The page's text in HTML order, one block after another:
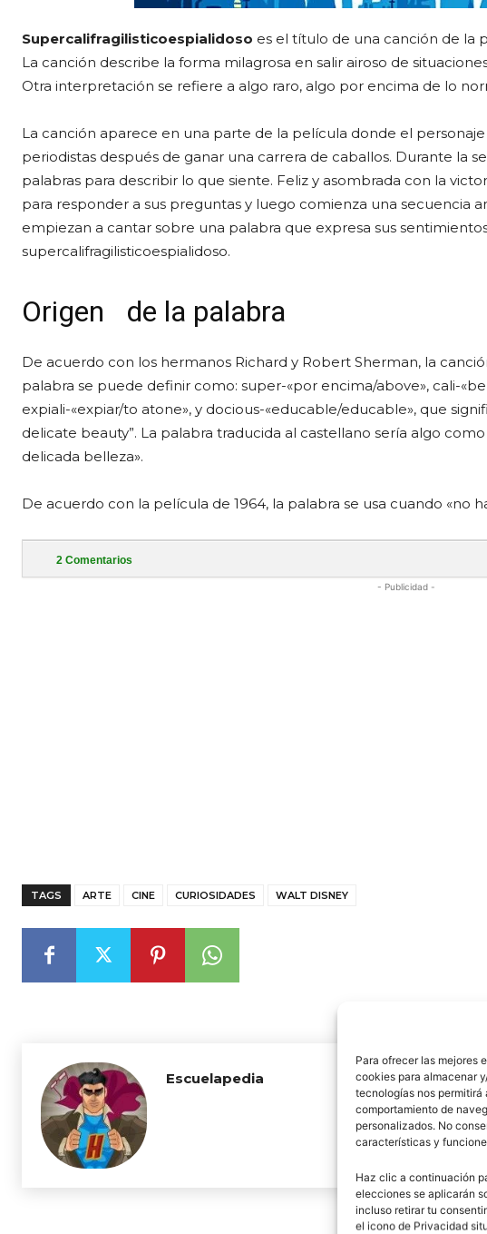
Para ofrecer las mejores
cookies para almacenar
tecnologías nos permitirá
comportamiento de
personalizados. No
características y
Haz clic a continuación
elecciones se aplicarán
incluso retirar tu
el icono de Privacidad
Supercalifragilisticoespialidoso es el título de una canción de la
La canción describe la forma milagrosa en salir airoso de
Otra interpretación se refiere a algo raro, algo por encima de lo
La canción aparece en una parte de la película donde el
periodistas después de ganar una carrera de caballos. Durante la
palabras para describir lo que siente. Feliz y asombrada con la
para responder a sus preguntas y luego comienza una secuencia
empiezan a cantar sobre una palabra que expresa sus
supercalifragilisticoespialidoso.
Origen de la palabra
De acuerdo con los hermanos Richard y Robert Sherman, la
palabra se puede definir como: super-«por encima/above», cali-
expiali-«expiar/to atone», y docious-«educable/educable», que
delicate beauty”. La palabra traducida al castellano sería algo
delicada belleza».
De acuerdo con la película de 1964, la palabra se usa cuando «no
2 Comentarios
- Publicidad -
TAGS ARTE CINE CURIOSIDADES WALT DISNEY
Escuelapedia